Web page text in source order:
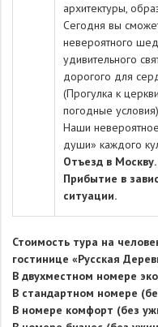
архитектуры,
Сегодня вы
невероятного
удивительного
дорогого для
(Прогулка к
погодные условия)
Наши
души» каждого
Отъезд в
Прибытие в
ситуации.
Стоимость тура на
гостинице «Русская
В двухместном номере
В стандартном номере
В номере комфорт (без